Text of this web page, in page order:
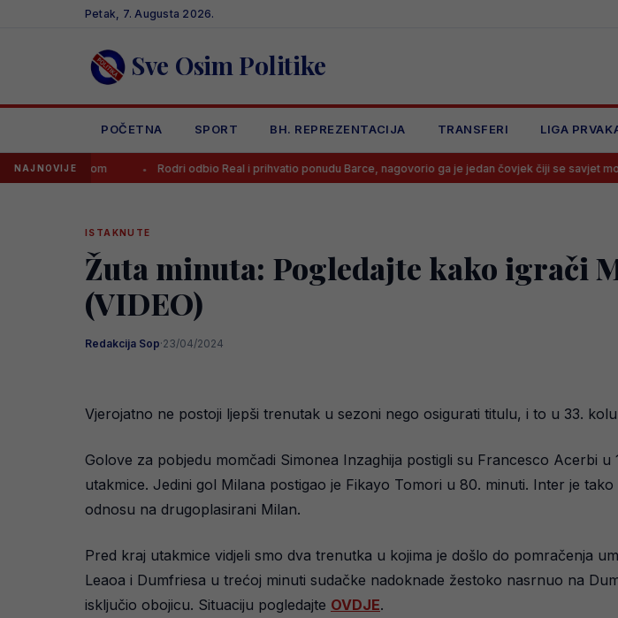
Petak, 7. Augusta 2026.
Sve Osim Politike
POČETNA SPORT BH. REPREZENTACIJA TRANSFERI LIGA
NAJNOVIJERodri odbio Real i prihvatio ponudu Barce, nagovorio ga je jedan čovjek čiji se savjet mora slušati
ISTAKNUTE
Žuta minuta: Pogledajte kako igrači
(VIDEO)
Redakcija Sop·23/04/2024
Vjerojatno ne postoji ljepši trenutak u sezoni nego osigurati titulu, i to u 33.
Golove za pobjedu momčadi Simonea Inzaghija postigli su Francesco Acerbi
utakmice. Jedini gol Milana postigao je Fikayo Tomori u 80. minuti. Inter je
odnosu na drugoplasirani Milan.
Pred kraj utakmice vidjeli smo dva trenutka u kojima je došlo do pomračenja
Leaoa i Dumfriesa u trećoj minuti sudačke nadoknade žestoko nasrnuo na
isključio obojicu. Situaciju pogledajte OVDJE.